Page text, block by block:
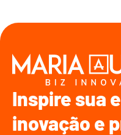
Inspire sua
inovação e